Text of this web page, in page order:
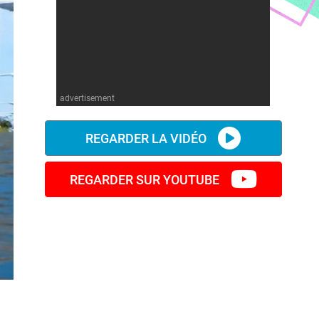
advertisement
REGARDER LA VIDÉO
REGARDER SUR YOUTUBE